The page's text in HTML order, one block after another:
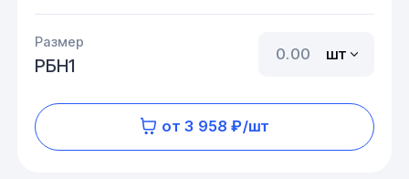
Размер
РБН1
шт
от 3 958 ₽/шт